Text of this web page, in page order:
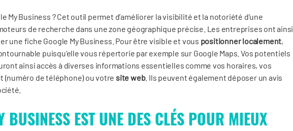
My Business ? Cet outil permet d’améliorer la visibilité et la notoriété d’une
de recherche dans une zone géographique précise. Les entreprises ont ainsi
une fiche Google My Business. Pour être visible et vous positionner localement,
puisqu’elle vous répertorie par exemple sur Google Maps. Vos potentiels
ainsi accès à diverses informations essentielles comme vos horaires, vos
(numéro de téléphone) ou votre site web. Ils peuvent également déposer un avis
BUSINESS EST UNE DES CLÉS POUR MIEUX